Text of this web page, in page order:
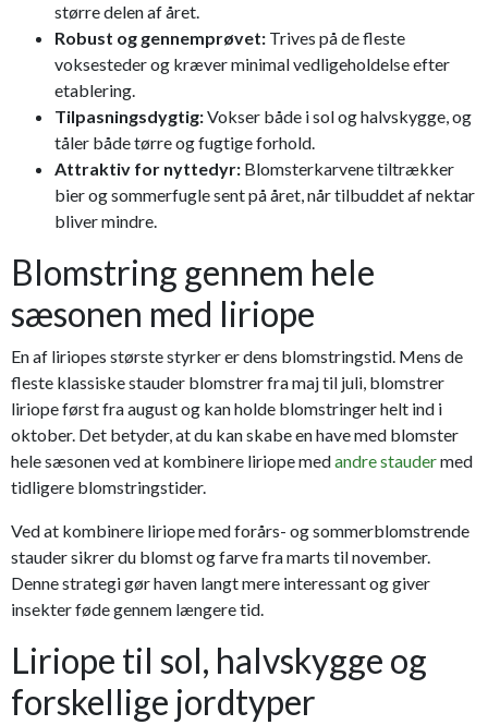
større delen af året.
Robust og gennemprøvet: Trives på de fleste
voksesteder og kræver minimal vedligeholdelse efter
etablering.
Tilpasningsdygtig:Vokser både i sol og halvskygge, og
tåler både tørre og fugtige forhold.
Attraktiv for nyttedyr: Blomsterkarvene tiltrækker
bier og sommerfugle sent på året, når tilbuddet af nektar
bliver mindre.
Blomstring gennem hele
sæsonen med liriope
En af liriopes største styrker er dens blomstringstid. Mens de
fleste klassiske stauder blomstrer fra maj til juli, blomstrer
liriope først fra august og kan holde blomstringer helt ind i
oktober. Det betyder, at du kan skabe en have med blomster
hele sæsonen ved at kombinere liriope medandre staudermed
tidligere blomstringstider.
Ved at kombinere liriope med forårs- og sommerblomstrende
stauder sikrer du blomst og farve fra marts til november.
Denne strategi gør haven langt mere interessant og giver
insekter føde gennem længere tid.
Liriope til sol, halvskygge og
forskellige jordtyper